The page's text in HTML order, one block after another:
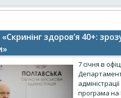
«Скринінг здоров’я 40+:
7 січня в
програма на